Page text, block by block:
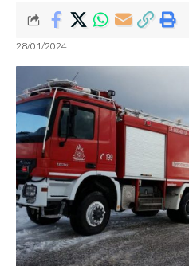
28/01/2024